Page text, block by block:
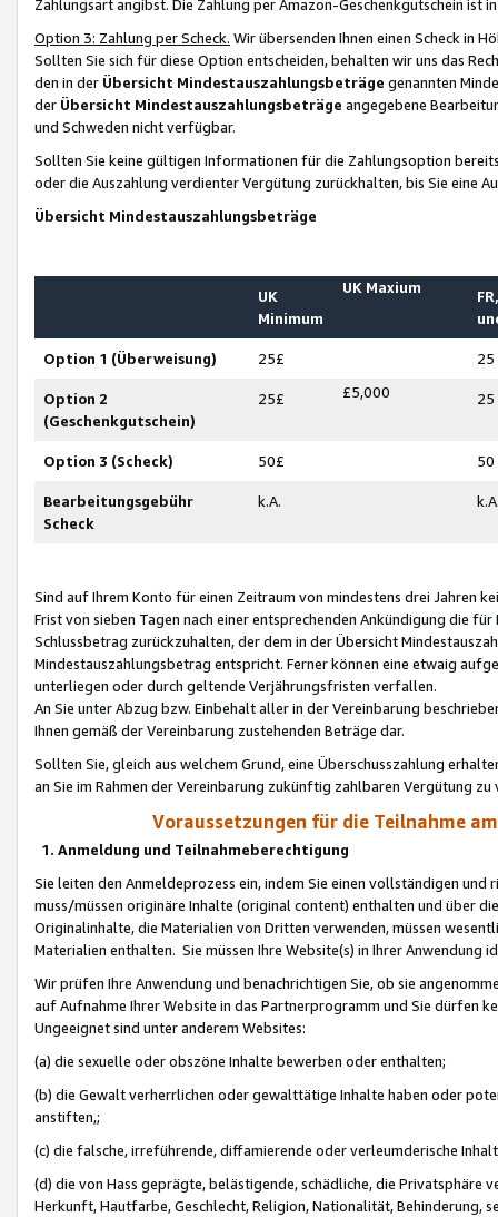
Zahlungsart angibst. Die Zahlung per Amazon-Geschenkgutschein ist
Option 3: Zahlung per Scheck. Wir übersenden Ihnen einen Scheck in
Sollten Sie sich für diese Option entscheiden, behalten wir uns das
den in der Übersicht Mindestauszahlungsbeträge genannten
der Übersicht Mindestauszahlungsbeträge angegebene
und Schweden nicht verfügbar.
Sollten Sie keine gültigen Informationen für die Zahlungsoption
oder die Auszahlung verdienter Vergütung zurückhalten, bis Sie
Übersicht Mindestauszahlungsbeträge
UK
Minimum
UK Maxium
Option 1 (Überweisung) 25£ 25
Option 2
(Geschenkgutschein)
25£ £5,000 25
Option 3 (Scheck) 50£ 50
Bearbeitungsgebühr
Scheck
k.A.
Sind auf Ihrem Konto für einen Zeitraum von mindestens drei Jahren
Frist von sieben Tagen nach einer entsprechenden Ankündigung die
Schlussbetrag zurückzuhalten, der dem in der Übersicht
Mindestauszahlungsbetrag entspricht. Ferner können eine etwaig
unterliegen oder durch geltende Verjährungsfristen verfallen.
An Sie unter Abzug bzw. Einbehalt aller in der Vereinbarung
Ihnen gemäß der Vereinbarung zustehenden Beträge dar.
Sollten Sie, gleich aus welchem Grund, eine Überschusszahlung
an Sie im Rahmen der Vereinbarung zukünftig zahlbaren Vergütung zu
Voraussetzungen für die Teilnahme
1. Anmeldung und Teilnahmeberechtigung
Sie leiten den Anmeldeprozess ein, indem Sie einen vollständigen
muss/müssen originäre Inhalte (original content) enthalten und über
Originalinhalte, die Materialien von Dritten verwenden, müssen
Materialien enthalten. Sie müssen Ihre Website(s) in Ihrer Anwendung
Wir prüfen Ihre Anwendung und benachrichtigen Sie, ob sie
auf Aufnahme Ihrer Website in das Partnerprogramm und Sie dürfen
Ungeeignet sind unter anderem Websites:
(a) die sexuelle oder obszöne Inhalte bewerben oder enthalten;
(b) die Gewalt verherrlichen oder gewalttätige Inhalte haben oder
anstiften,;
(c) die falsche, irreführende, diffamierende oder verleumderische
(d) die von Hass geprägte, belästigende, schädliche, die Privatsphäre
Herkunft, Hautfarbe, Geschlecht, Religion, Nationalität, Behinderung,